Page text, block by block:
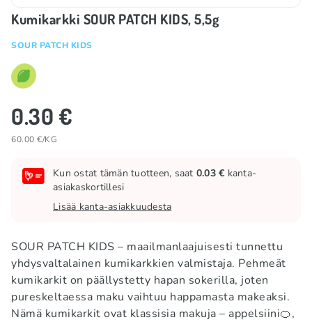
Kumikarkki SOUR PATCH KIDS, 5,5g
SOUR PATCH KIDS
0.30 €
60.00 €/KG
Kun ostat tämän tuotteen, saat 0.03 € kanta-
asiakaskortillesi
Lisää kanta-asiakkuudesta
SOUR PATCH KIDS – maailmanlaajuisesti tunnettu
yhdysvaltalainen kumikarkkien valmistaja. Pehmeät
kumikarkit on päällystetty hapan sokerilla, joten
pureskeltaessa maku vaihtuu happamasta makeaksi.
Nämä kumikarkit ovat klassisia makuja – appelsiini🍊,